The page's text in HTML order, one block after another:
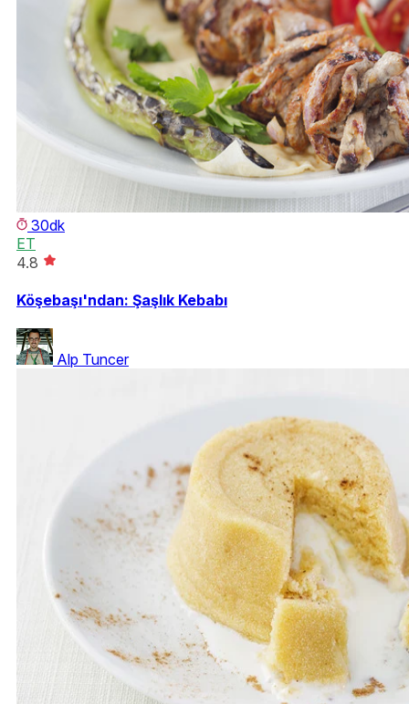
30dk
ET
4.8
Köşebaşı'ndan: Şaşlık Kebabı
Alp Tuncer